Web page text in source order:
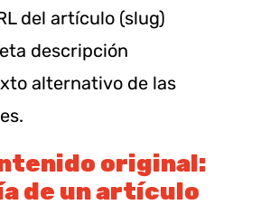
del artículo (slug)
descripción
alternativo de las
original:
de un artículo